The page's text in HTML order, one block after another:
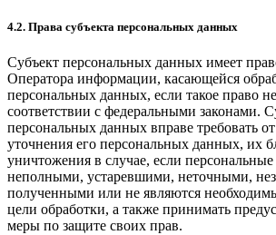
4.2. Права субъекта персональных данных
Субъект персональных данных имеет
Оператора информации, касающейся
персональных данных, если такое право
соответствии с федеральными законами.
персональных данных вправе требовать
уточнения его персональных данных, их
уничтожения в случае, если
неполными, устаревшими, неточными,
полученными или не являются
цели обработки, а также принимать
меры по защите своих прав.